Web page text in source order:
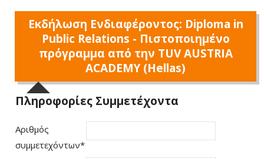
Εκδήλωση Ενδιαφέροντος: Diploma in
Public Relations - Πιστοποιημένο
πρόγραμμα από την TUV AUSTRIA
ACADEMY (Hellas)
Πληροφορίες Συμμετέχοντα
Αριθμός
συμμετεχόντων*